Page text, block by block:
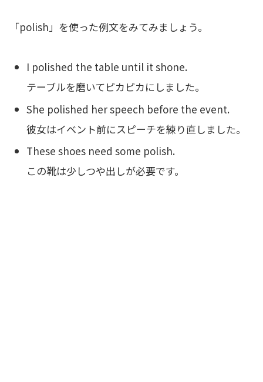
「polish」を使った例文をみてみましょう。
I polished the table until it shone.
テーブルを磨いてピカピカにしました。
She polished her speech before the event.
彼女はイベント前にスピーチを練り直しました。
These shoes need some polish.
この靴は少しつや出しが必要です。